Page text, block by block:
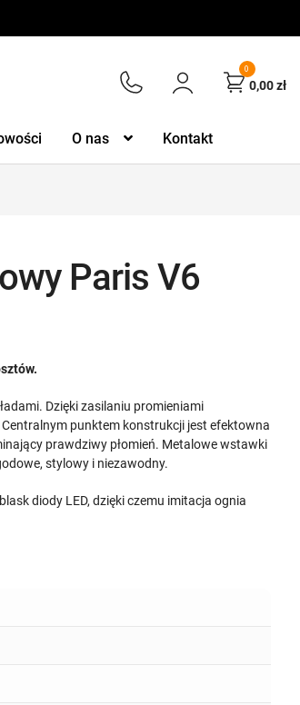
0
0,00zł
O nas Kontakt
Paris V6
Dzięki zasilaniu promieniami
punktem konstrukcji jest efektowna
prawdziwy płomień. Metalowe wstawki
stylowy i niezawodny.
diody LED, dzięki czemu imitacja ognia